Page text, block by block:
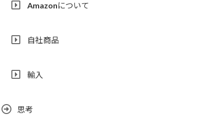
Amazonについて
自社商品
輸入
思考